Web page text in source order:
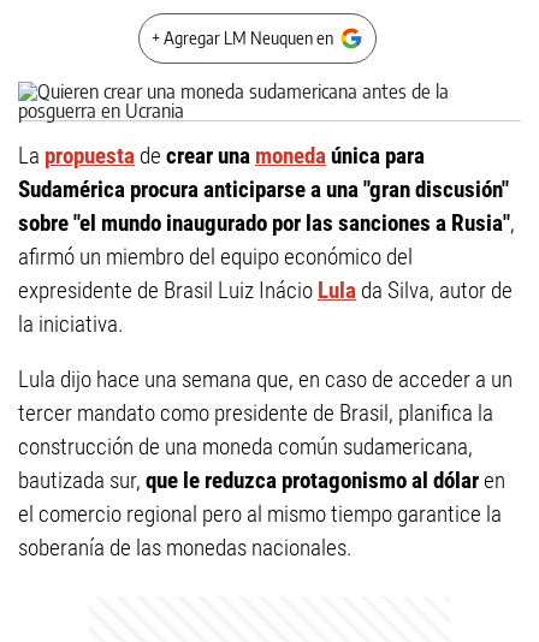
+ Agregar LM Neuquen en
La propuesta de crear una monedaúnica para
Sudamérica procura anticiparse a una "gran discusión"
sobre "el mundo inaugurado por las sanciones a Rusia",
afirmó un miembro del equipo económico del
expresidente de Brasil Luiz Inácio Lula da Silva, autor de
la iniciativa.
Lula dijo hace una semana que, en caso de acceder a un
tercer mandato como presidente de Brasil, planifica la
construcción de una moneda común sudamericana,
bautizada sur, que le reduzca protagonismo al dólaren
el comercio regional pero al mismo tiempo garantice la
soberanía de las monedas nacionales.